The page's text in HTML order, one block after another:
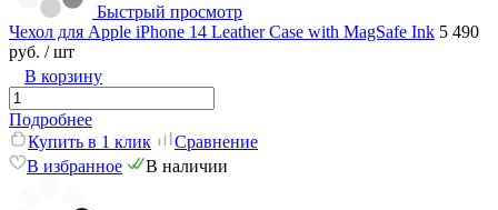
Быстрый просмотр
Чехол для Apple iPhone 14 Leather Case with MagSafe Ink 5 490
руб. / шт
В корзину
Подробнее
Купить в 1 клик
Сравнение
В избранное
В наличии